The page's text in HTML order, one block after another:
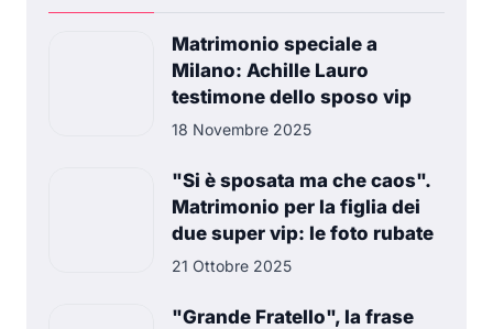
Matrimonio speciale a
Milano: Achille Lauro
testimone dello sposo vip
18 Novembre 2025
"Si è sposata ma che caos".
Matrimonio per la figlia dei
due super vip: le foto rubate
21 Ottobre 2025
"Grande Fratello", la frase